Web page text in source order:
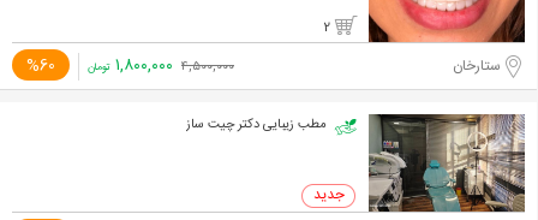
2
ستارخان %60 ۴,۵۰۰,۰۰۰ ۱,۸۰۰,۰۰۰ تومان
مطب زیبایی دکتر چیت ساز